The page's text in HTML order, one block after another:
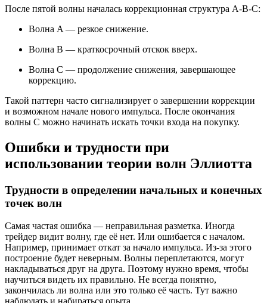
После пятой волны началась коррекционная структура A-B-C:
Волна A — резкое снижение.
Волна B — краткосрочный отскок вверх.
Волна C — продолжение снижения, завершающее
коррекцию.
Такой паттерн часто сигнализирует о завершении коррекции
и возможном начале нового импульса. После окончания
волны C можно начинать искать точки входа на покупку.
Ошибки и трудности при
использовании теории волн Эллиотта
Трудности в определении начальных и конечных
точек волн
Самая частая ошибка — неправильная разметка. Иногда
трейдер видит волну, где её нет. Или ошибается с началом.
Например, принимает откат за начало импульса. Из-за этого
построение будет неверным. Волны переплетаются, могут
накладываться друг на друга. Поэтому нужно время, чтобы
научиться видеть их правильно. Не всегда понятно,
закончилась ли волна или это только её часть. Тут важно